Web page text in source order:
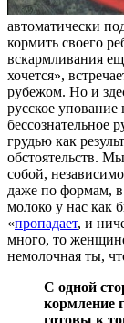
автоматически
кормить своего
вскармливания
хочется»,
рубежом. Но и
русское упование
бессознательное
грудью как
обстоятельств.
собой,
даже по формам,
молоко у нас как
«пропадает, и
много, то
немолочная ты,
С одной
кормление
готовы к